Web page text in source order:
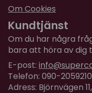
Om Cookies
Kundtjänst
Om du har några
bara att höra av dig
E-post:
Telefon: 090-2059210
Adress: Björnvägen